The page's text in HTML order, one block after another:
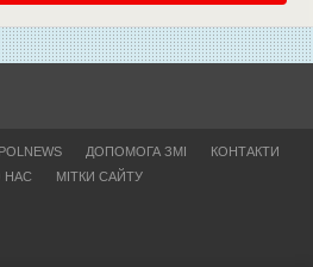
ДОПОМОГА ЗМІ
КОНТАКТИ
НАС
МІТКИ САЙТУ